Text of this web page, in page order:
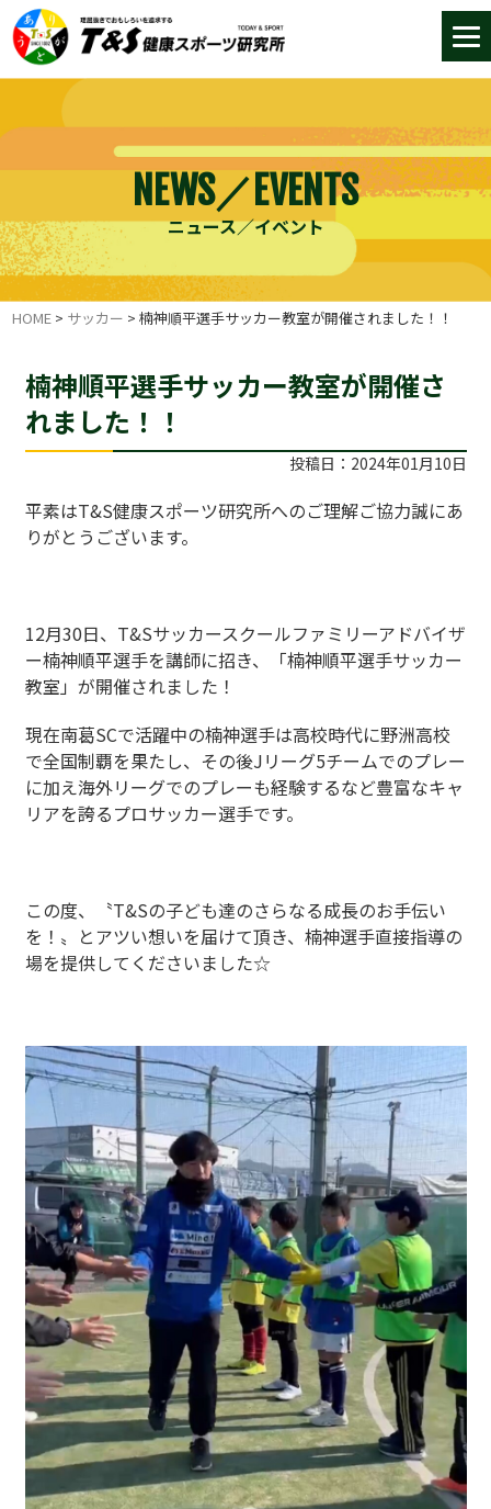
NEWS／EVENTS
ニュース／イベント
HOME > サッカー >楠神順平選手サッカー教室が開催されました！！
楠神順平選手サッカー教室が開催さ
れました！！
投稿日：2024年01月10日
平素はT&S健康スポーツ研究所へのご理解ご協力誠にあ
りがとうございます。
12月30日、T&Sサッカースクールファミリーアドバイザ
ー楠神順平選手を講師に招き、「楠神順平選手サッカー
教室」が開催されました！
現在南葛SCで活躍中の楠神選手は高校時代に野洲高校
で全国制覇を果たし、その後Jリーグ5チームでのプレー
に加え海外リーグでのプレーも経験するなど豊富なキャ
リアを誇るプロサッカー選手です。
この度、〝T&Sの子ども達のさらなる成長のお手伝い
を！〟とアツい想いを届けて頂き、楠神選手直接指導の
場を提供してくださいました☆